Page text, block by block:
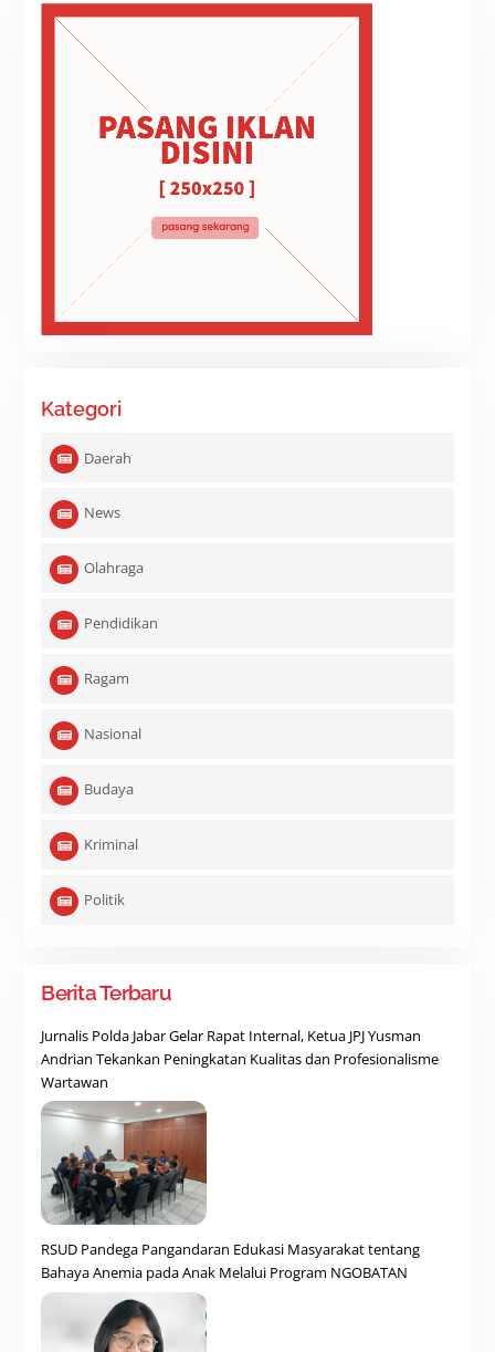
Kategori
Daerah
News
Olahraga
Pendidikan
Ragam
Nasional
Budaya
Kriminal
Politik
Berita Terbaru
Jurnalis Polda Jabar Gelar Rapat Internal, Ketua JPJ Yusman
Andrian Tekankan Peningkatan Kualitas dan Profesionalisme
Wartawan
RSUD Pandega Pangandaran Edukasi Masyarakat tentang
Bahaya Anemia pada Anak Melalui Program NGOBATAN